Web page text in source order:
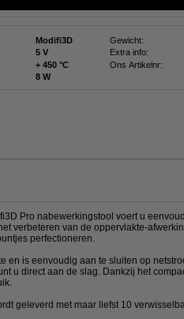
Modifi3D Gewicht:
5 V Extra info:
+ 450 °C Ons Artikelnr:
8 W
Pro nabewerkingstool voert u
verbeteren van de oppervlakte-
perfectioneren.
en is eenvoudig aan te sluiten op
u direct aan de slag. Dankzij het
geleverd met maar liefst 10